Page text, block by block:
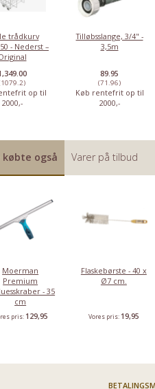
Vores pris:
Moerman
- 25 cm
trådkurv
- Nederst –
op til
2000,-
Tilløbsslange, 3/4" -
3,5m
89.95
(71.96)
Køb rentefrit op til
2000,-
købte også Varer på tilbud
Moerman
Premium
- 35
cm
pris: 129,95
Flaskebørste - 40 x
Ø7 cm.
Vores pris: 19,95